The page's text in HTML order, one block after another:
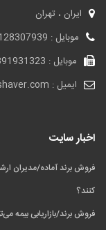
ایران ، تهران
موبایل : 09128307939
موبایل : 09391931323
ایمیل : info@brandmoshaver.com
اخبار سایت
فروش برند آماده/مدیران
کنند؟
فروش برند/بازاریابی بیمه